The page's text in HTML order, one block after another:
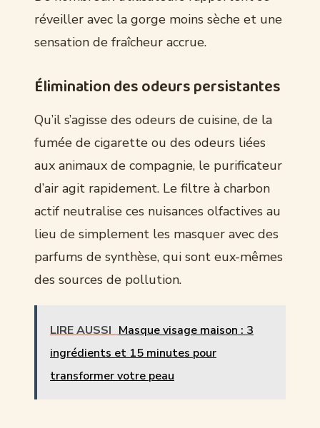
réveiller avec la gorge moins sèche et une
sensation de fraîcheur accrue.
Élimination des odeurs persistantes
Qu’il s’agisse des odeurs de cuisine, de la
fumée de cigarette ou des odeurs liées
aux animaux de compagnie, le purificateur
d’air agit rapidement. Le filtre à charbon
actif neutralise ces nuisances olfactives au
lieu de simplement les masquer avec des
parfums de synthèse, qui sont eux-mêmes
des sources de pollution.
LIRE AUSSI Masque visage maison : 3
ingrédients et 15 minutes pour
transformer votre peau